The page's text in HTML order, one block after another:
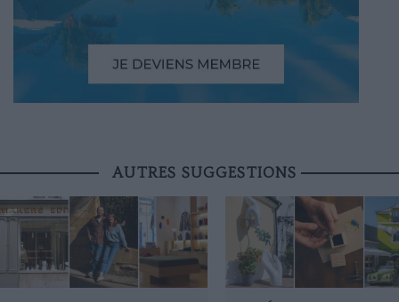
AUTRES SUGGESTIONS